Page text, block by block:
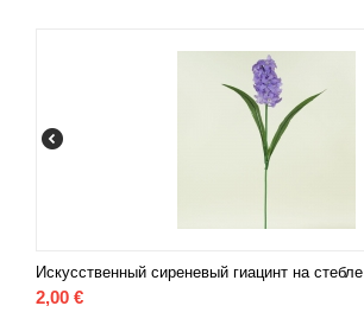
Искусственный сиреневый гиацинт на стебле
2,00 €